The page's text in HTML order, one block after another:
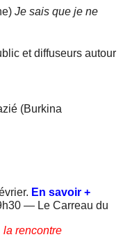
Je sais que je ne
et diffuseurs autour
(Burkina
En savoir +
— Le Carreau du
la rencontre